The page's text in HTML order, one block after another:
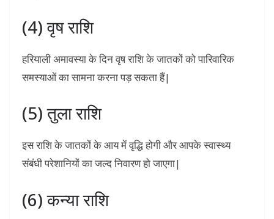
(4) वृष राशि
हरियाली अमावस्या के दिन वृष राशि के जातकों को पारिवारिक
समस्याओं का सामना करना पड़ सकता हैं|
(5) तुला राशि
इस राशि के जातकों के आय में वृद्धि होगी और आपके स्वास्थ्य
संबंधी परेशानियों का जल्द निवारण हो जाएगा|
(6) कन्या राशि